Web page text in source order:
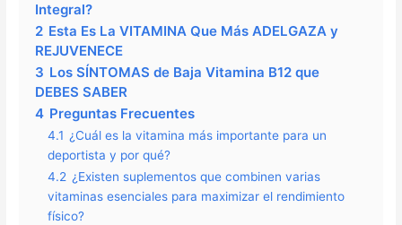
Integral?
2 Esta Es La VITAMINA Que Más ADELGAZA y
REJUVENECE
3 Los SÍNTOMAS de Baja Vitamina B12 que
DEBES SABER
4 Preguntas Frecuentes
4.1 ¿Cuál es la vitamina más importante para un
deportista y por qué?
4.2 ¿Existen suplementos que combinen varias
vitaminas esenciales para maximizar el rendimiento
físico?